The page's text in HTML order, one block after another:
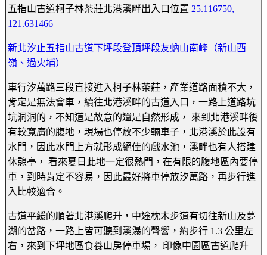
五指山古道柯子林茶莊北港溪畔出入口位置 25.116750,
121.631466
新北汐止五指山古道下坪段登頂坪段友蚋山南峰（新山西
嶺、過火埔）
車行汐萬路三段直接進入柯子林茶莊，產業道路面積不大，
肯定是無法會車，續往北港溪畔的古道入口，一路上道路坑
坑洞洞的，不知道是故意的還是自然形成， 來到北港溪畔後
有較寬廣的腹地，現場也停放不少輛車子，北港溪於此設有
水門，因此水門上方就形成絕佳的戲水池，溪畔也有人搭建
休憩亭， 看來夏日此地一定很熱門，在有限的腹地區內要停
車，到時肯定不容易，因此最好將車停放汐萬路，再步行進
入比較適合。
古道平緩的順著北港溪爬升，中途枕木步道有切往新山及夢
湖的岔路，一路上皆可聽到溪瀑的聲響，約步行 1.3 公里左
右，來到下坪地區食養山房停車場， 印像中園區古道爬升